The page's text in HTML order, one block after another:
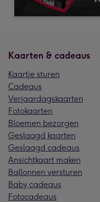
Kaarten & cadeaus
Kaartje sturen
Cadeaus
Verjaardagskaarten
Fotokaarten
Bloemen bezorgen
Geslaagd kaarten
Geslaagd cadeaus
Ansichtkaart maken
Ballonnen versturen
Baby cadeaus
Fotocadeaus